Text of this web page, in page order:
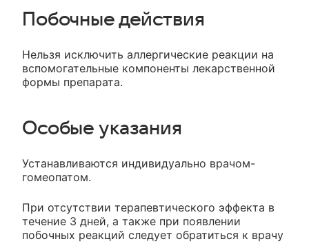
Побочные действия
Нельзя исключить аллергические реакции на
вспомогательные компоненты лекарственной
формы препарата.
Особые указания
Устанавливаются индивидуально врачом-
гомеопатом.
При отсутствии терапевтического эффекта в
течение 3 дней, а также при появлении
побочных реакций следует обратиться к врачу